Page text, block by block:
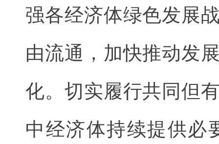
强各经济体绿色发展
由流通，加快推动发
化。切实履行共同但
中经济体持续提供必